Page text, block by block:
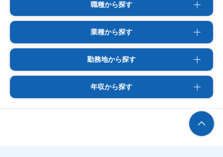
職種から探す
業種から探す
勤務地から探す
年収から探す